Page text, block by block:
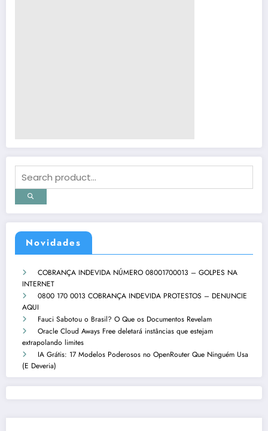
Novidades
COBRANÇA INDEVIDA NÚMERO 08001700013 – GOLPES NA
INTERNET
0800 170 0013 COBRANÇA INDEVIDA PROTESTOS – DENUNCIE
AQUI
Fauci Sabotou o Brasil? O Que os Documentos Revelam
Oracle Cloud Aways Free deletará instâncias que estejam
extrapolando limites
IA Grátis: 17 Modelos Poderosos no OpenRouter Que Ninguém Usa
(E Deveria)